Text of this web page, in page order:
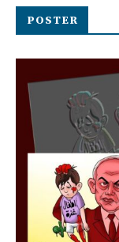
POSTER